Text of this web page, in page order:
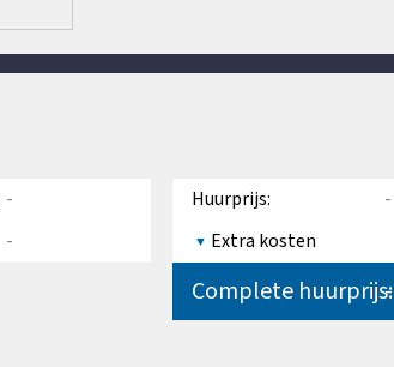
-
-
Huurprijs:
-
Extra kosten
Complete huurprijs:
-